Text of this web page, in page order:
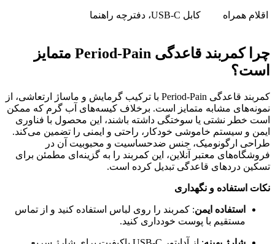
اقلام همراه کابل USB-C، دفترچه راهنما
چرا کمربند قاعدگی Period-Pain متمایز
است؟
کمربند قاعدگی Period-Pain با ترکیب گرمایش و ماساژ ارتعاشی، از
نمونه‌های مشابه متمایز است. برخلاف کیسه‌های آب گرم که ممکن
است خطر نشتی یا سوختگی داشته باشند، این محصول با فناوری
ایمن و سیستم خاموشی خودکار، راحتی و ایمنی را تضمین می‌کند.
طراحی ارگونومیک، جنس ضدحساسیت و محبوبیت آن در
فروشگاه‌های معتبر آنلاین، این کمربند را به گزینه‌ای مطمئن برای
تسکین دردهای قاعدگی تبدیل کرده است.
نکات استفاده و نگهداری
استفاده ایمن: کمربند را روی لباس استفاده کنید و از تماس
مستقیم با پوست خودداری کنید.